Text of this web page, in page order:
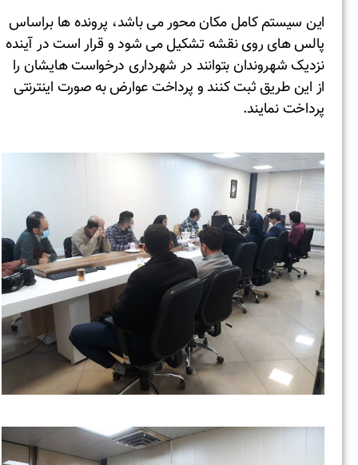
این سیستم کامل مکان محور می باشد، پرونده ها براساس
پالس های روی نقشه تشکیل می شود و قرار است در آینده
نزدیک شهروندان بتوانند در شهرداری درخواست هایشان را
از این طریق ثبت کنند و پرداخت عوارض به صورت اینترنتی
پرداخت نمایند.